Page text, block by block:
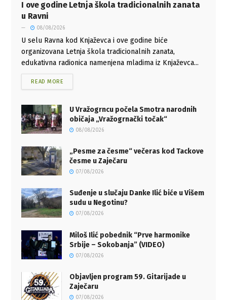
I ove godine Letnja škola tradicionalnih zanata
u Ravni
08/08/2026
U selu Ravna kod Knjaževca i ove godine biće
organizovana Letnja škola tradicionalnih zanata,
edukativna radionica namenjena mladima iz Knjaževca...
READ MORE
U Vražogrncu počela Smotra narodnih
običaja „Vražogrnački točak“
08/08/2026
„Pesme za česme“ večeras kod Tackove
česme u Zaječaru
07/08/2026
Suđenje u slučaju Danke Ilić biće u Višem
sudu u Negotinu?
07/08/2026
Miloš Ilić pobednik “Prve harmonike
Srbije – Sokobanja” (VIDEO)
07/08/2026
Objavljen program 59. Gitarijade u
Zaječaru
07/08/2026